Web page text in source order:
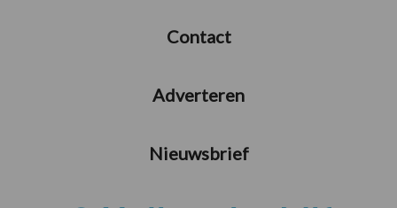
Contact
Adverteren
Nieuwsbrief